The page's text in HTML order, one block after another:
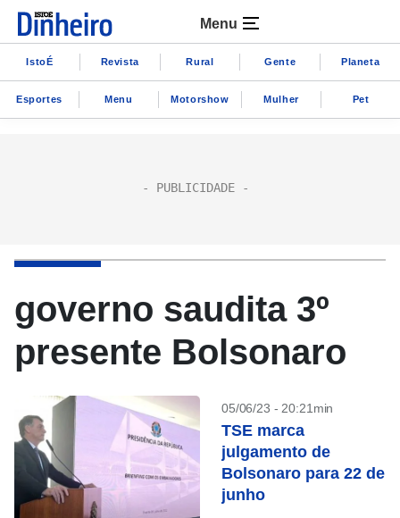
Menu
IstoÉ Revista Rural Gente Planeta
Esportes Menu Motorshow Mulher Pet
governo saudita 3º
presente Bolsonaro
05/06/23 - 20:21min
TSE marca
julgamento de
Bolsonaro para 22 de
junho